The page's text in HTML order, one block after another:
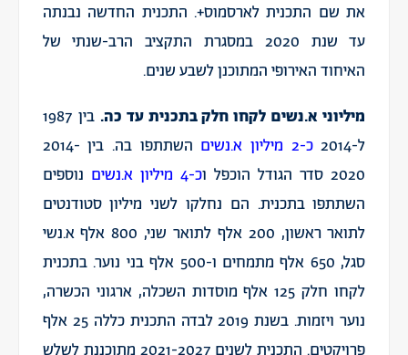
את שם התכנית לארסמוס+. התכנית החדשה נבנתה
עד שנת 2020 במסגרת התקציב הרב-שנתי של
האיחוד האירופי המתוכנן לשבע שנים.
מיליוני א.נשים לקחו חלק בתכנית עד כה.
בין 1987
ל-2014
כ-2 מיליון א.נשים
השתתפו בה. בין 2014-
2020 סדר הגודל הוכפל ו
כ-4 מיליון א.נשים
נוספים
השתתפו בתכנית. הם נחלקו לשני מיליון סטודנטים
לתואר ראשון, 200 אלף לתואר שני, 800 אלף א.נשי
סגל, 650 אלף מתמחים ו-500 אלף בני נוער. בתכנית
לקחו חלק 125 אלף מוסדות השכלה, ארגוני הכשרה,
נוער ויזמות. בשנת 2019 לבדה התכנית כללה 25 אלף
פרויקטים. התכנית לשנים 2021-2027 מתוכננת לשלש